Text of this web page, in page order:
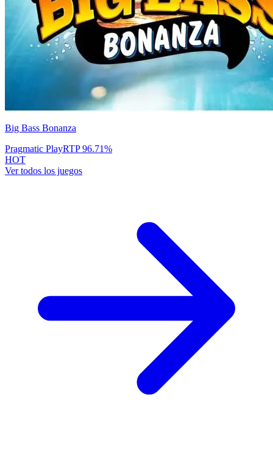
Big Bass Bonanza
Pragmatic PlayRTP96.71%
HOT
Ver todos los juegos